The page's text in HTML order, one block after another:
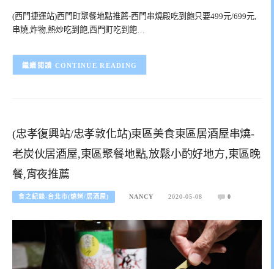
(西門捷運站)西門町聚餐地點推薦-西門串燒殿吃到飽只要499元/699元,
串燒,炸物,熱炒吃到飽,西門町吃到飽…
CONTINUE READING
(忠孝復興站/忠孝敦化站)東區美食東區居酒屋串燒-
老炭伙居酒屋,東區聚餐地點,放鬆小酌好地方,東區晚
餐,宵夜推薦
食之紀錄-台北市(燒烤/居酒屋) NANCY 2020-05-08 0